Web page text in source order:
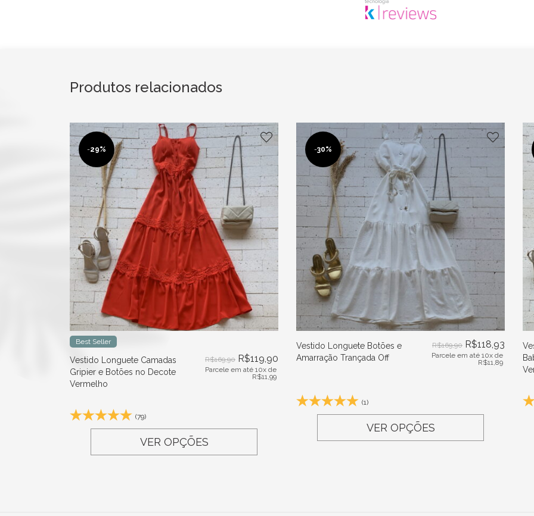
Produtos relacionados
-29%
Best Seller
Vestido Longuete Camadas
Gripier e Botões no Decote
Vermelho
R$169,90 R$119,90
Parcele em até 10x de
R$11,99
(79)
VER OPÇÕES
-30%
Vestido Longuete Botões e
Amarração Trançada Off
R$169,90 R$118,93
Parcele em até 10x de
R$11,89
(1)
VER OPÇÕES